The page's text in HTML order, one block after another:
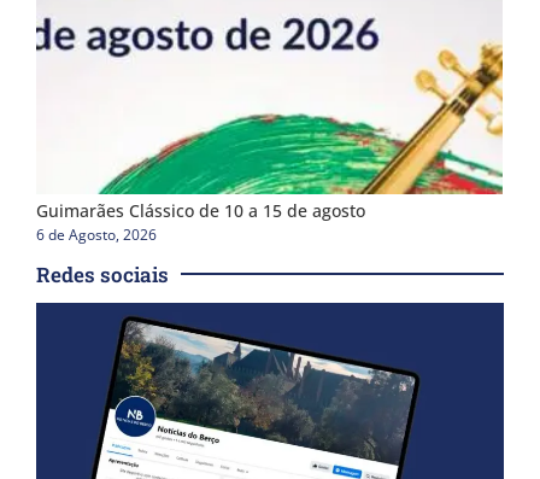
Guimarães Clássico de 10 a 15 de agosto
6 de Agosto, 2026
Redes sociais